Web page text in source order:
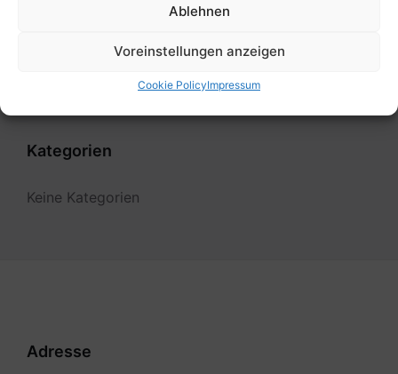
Ablehnen
Voreinstellungen anzeigen
Cookie PolicyImpressum
Filter
Kategorien
Keine Kategorien
Adresse